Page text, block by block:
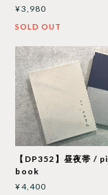
¥3,980
SOLD OUT
【DP352】昼夜帯 /
book
¥4,400